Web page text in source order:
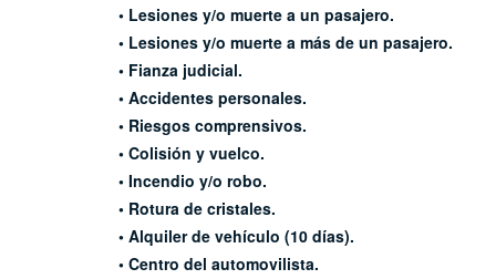
• Lesiones y/o muerte a un pasajero.
• Lesiones y/o muerte a más de un pasajero.
• Fianza judicial.
• Accidentes personales.
• Riesgos comprensivos.
• Colisión y vuelco.
• Incendio y/o robo.
• Rotura de cristales.
• Alquiler de vehículo (10 días).
• Centro del automovilista.